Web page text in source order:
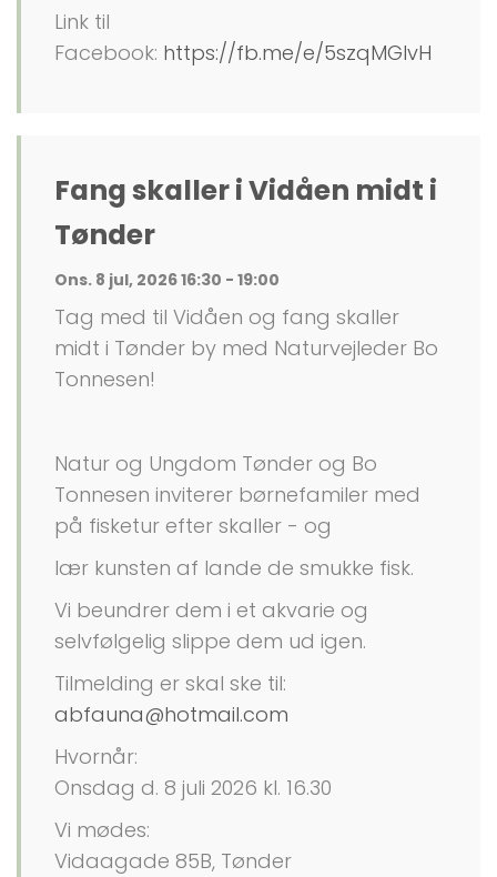
Link til
Facebook: https://fb.me/e/5szqMGlvH
Fang skaller i Vidåen midt i
Tønder
Ons. 8 jul, 2026 16:30 - 19:00
Tag med til Vidåen og fang skaller
midt i Tønder by med Naturvejleder Bo
Tonnesen!
Natur og Ungdom Tønder og Bo
Tonnesen inviterer børnefamiler med
på fisketur efter skaller - og
lær kunsten af lande de smukke fisk.
Vi beundrer dem i et akvarie og
selvfølgelig slippe dem ud igen.
Tilmelding er skal ske til:
abfauna@hotmail.com
Hvornår:
Onsdag d. 8 juli 2026 kl. 16.30
Vi mødes:
Vidaagade 85B, Tønder